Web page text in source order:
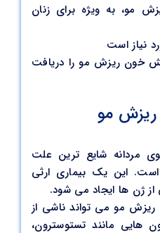
مو، به ویژه برای زنان
نیاز است
خون ریزش مو را دریافت
مردانه شایع ترین علت
این یک بیماری ارثی
ژن ها ایجاد می شود.
ریزش مو می تواند ناشی از
هایی مانند تستوسترون،